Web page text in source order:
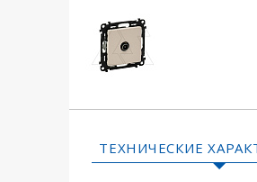
ТЕХНИЧЕСКИЕ